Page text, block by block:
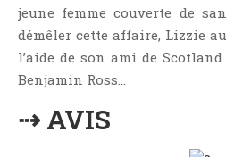
Fraternité
Histoire De Vie
Historique
Horreur
jeune femme couverte de
démêler cette affaire, Lizzie
l’aide de son ami de
Benjamin Ross…
⇢ AVIS